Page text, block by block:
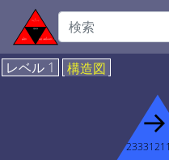
レベル 1 構造図
→